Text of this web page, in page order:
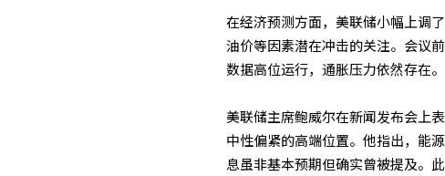
在经济预测方面，美联储小幅上调
油价等因素潜在冲击的关注。会议
数据高位运行，通胀压力依然存在。
美联储主席鲍威尔在新闻发布会上
中性偏紧的高端位置。他指出，能
息虽非基本预期但确实曾被提及。